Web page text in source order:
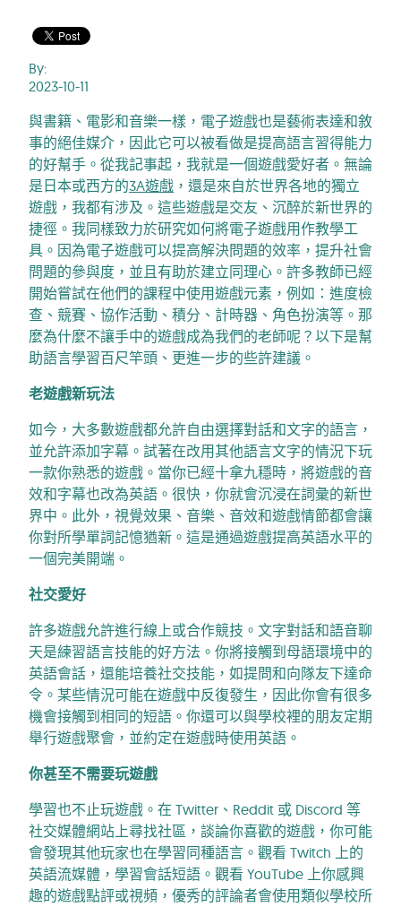
By:
2023-10-11
與書籍、電影和音樂一樣，電子遊戲也是藝術表達和敘
事的絕佳媒介，因此它可以被看做是提高語言習得能力
的好幫手。從我記事起，我就是一個遊戲愛好者。無論
是日本或西方的3A遊戲 ，還是來自於世界各地的獨立
遊戲，我都有涉及。這些遊戲是交友、沉醉於新世界的
捷徑。我同樣致力於研究如何將電子遊戲用作教學工
具。因為電子遊戲可以提高解決問題的效率，提升社會
問題的參與度，並且有助於建立同理心。許多教師已經
開始嘗試在他們的課程中使用遊戲元素，例如：進度檢
查、競賽、協作活動、積分、計時器、角色扮演等。那
麼為什麼不讓手中的遊戲成為我們的老師呢？以下是幫
助語言學習百尺竿頭、更進一步的些許建議。
老遊戲新玩法
如今，大多數遊戲都允許自由選擇對話和文字的語言，
並允許添加字幕。試著在改用其他語言文字的情況下玩
一款你熟悉的遊戲。當你已經十拿九穩時，將遊戲的音
效和字幕也改為英語。很快，你就會沉浸在詞彙的新世
界中。此外，視覺效果、音樂、音效和遊戲情節都會讓
你對所學單詞記憶猶新。這是通過遊戲提高英語水平的
一個完美開端。
社交愛好
許多遊戲允許進行線上或合作競技。文字對話和語音聊
天是練習語言技能的好方法。你將接觸到母語環境中的
英語會話，還能培養社交技能，如提問和向隊友下達命
令。某些情況可能在遊戲中反復發生，因此你會有很多
機會接觸到相同的短語。你還可以與學校裡的朋友定期
舉行遊戲聚會，並約定在遊戲時使用英語。
你甚至不需要玩遊戲
學習也不止玩遊戲。在 Twitter、Reddit 或 Discord 等
社交媒體網站上尋找社區，談論你喜歡的遊戲，你可能
會發現其他玩家也在學習同種語言。觀看 Twitch 上的
英語流媒體，學習會話短語。觀看 YouTube 上你感興
趣的遊戲點評或視頻，優秀的評論者會使用類似學校所